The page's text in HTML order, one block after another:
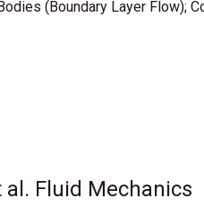
(Boundary Layer Flow);
al. Fluid Mechanics